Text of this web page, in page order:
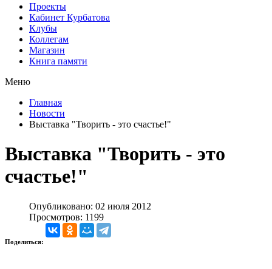
Проекты
Кабинет Курбатова
Клубы
Коллегам
Магазин
Книга памяти
Меню
Главная
Новости
Выставка "Творить - это счастье!"
Выставка "Творить - это
счастье!"
Опубликовано: 02 июля 2012
Просмотров: 1199
Поделиться: